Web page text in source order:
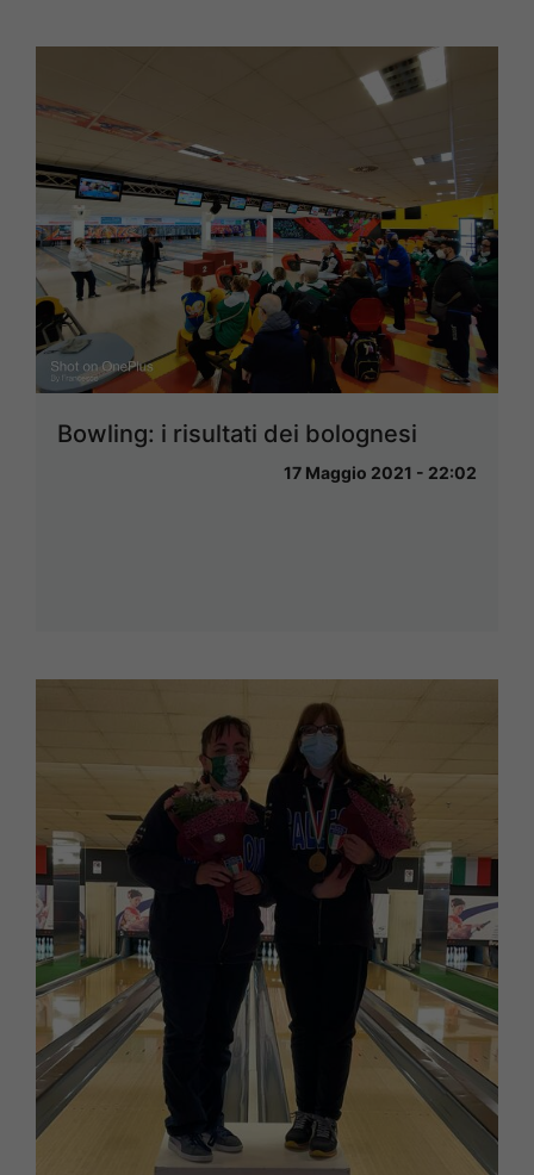
Bowling: i risultati dei bolognesi
17 Maggio 2021 - 22:02